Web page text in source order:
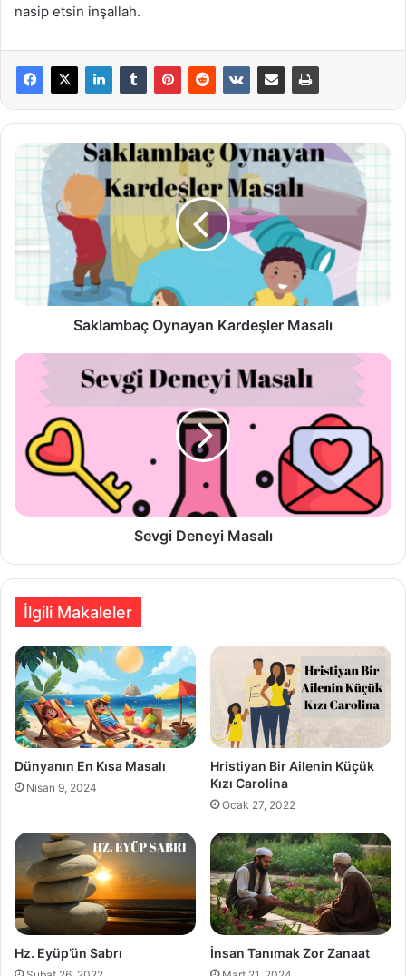
nasip etsin inşallah.
Saklambaç
Oynayan
Kardeşler
Masalı
Saklambaç Oynayan Kardeşler Masalı
Sevgi
Deneyi
Masalı
Sevgi Deneyi Masalı
İlgili Makaleler
Dünyanın En Kısa Masalı
Nisan 9, 2024
Hristiyan Bir Ailenin Küçük
Kızı Carolina
Ocak 27, 2022
Hz. Eyüp’ün Sabrı İnsan Tanımak Zor Zanaat